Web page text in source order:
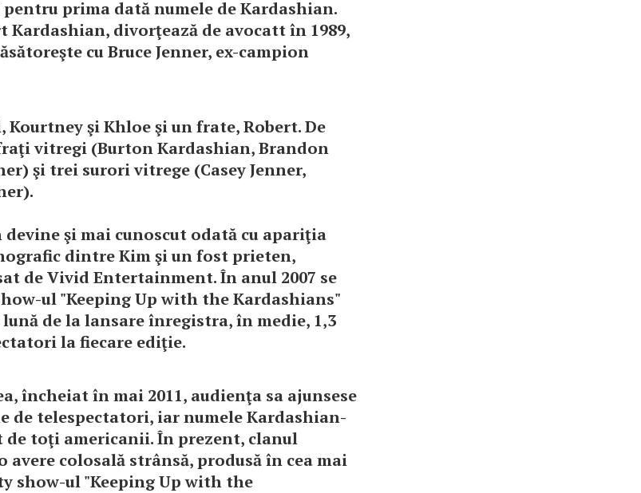
prima dată numele de Kardashian.
Kardashian, divorţează de avocatt în 1989,
cu Bruce Jenner, ex-campion
Kourtney şi Khloe şi un frate, Robert. De
vitregi (Burton Kardashian, Brandon
şi trei surori vitrege (Casey Jenner,
şi mai cunoscut odată cu apariţia
dintre Kim şi un fost prieten,
de Vivid Entertainment. În anul 2007 se
ul "Keeping Up with the Kardashians"
de la lansare înregistra, în medie, 1,3
la fiecare ediţie.
încheiat în mai 2011, audienţa sa ajunsese
de telespectatori, iar numele Kardashian-
de toţi americanii. În prezent, clanul
avere colosală strânsă, produsă în cea mai
show-ul "Keeping Up with the